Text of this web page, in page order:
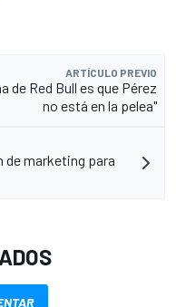
ARTÍCULO PREVIO
de Red Bull es que Pérez
no está en la pelea"
de marketing para